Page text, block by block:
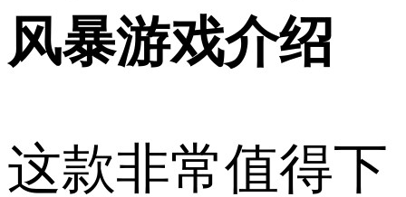
风暴游戏介绍
这款非常值得下